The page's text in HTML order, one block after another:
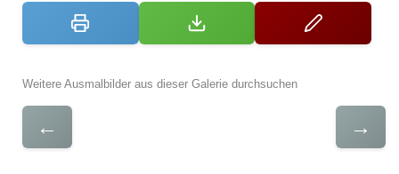
Weitere Ausmalbilder aus dieser Galerie durchsuchen
← →